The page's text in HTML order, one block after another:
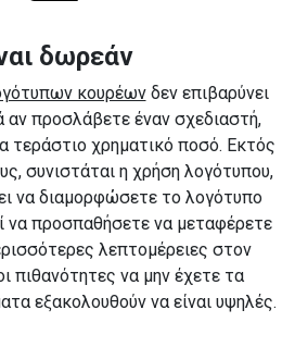
δωρεάν
κουρέωνδεν επιβαρύνει
αν προσλάβετε έναν σχεδιαστή,
τεράστιο χρηματικό ποσό. Εκτός
συνιστάται η χρήση λογότυπου,
να διαμορφώσετε το λογότυπο
προσπαθήσετε να μεταφέρετε
λεπτομέρειες στον
πιθανότητες να μην έχετε τα
εξακολουθούν να είναι υψηλές.